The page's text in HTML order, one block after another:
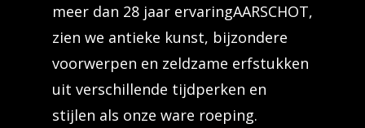
meer dan 28 jaar ervaringAARSCHOT,
zien we antieke kunst, bijzondere
voorwerpen en zeldzame erfstukken
uit verschillende tijdperken en
stijlen als onze ware roeping.